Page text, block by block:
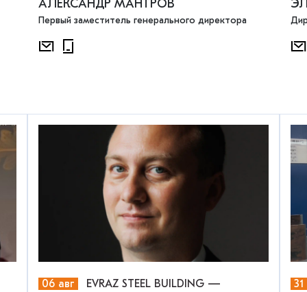
АЛЕКСАНДР МАНТРОВ
Первый заместитель генерального директора
06 авг EVRAZ STEEL BUILDING —